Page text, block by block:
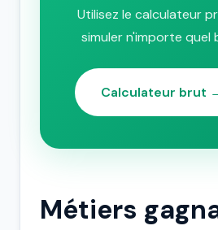
Utilisez le calculateur
simuler n'importe quel
Calculateur brut
Métiers